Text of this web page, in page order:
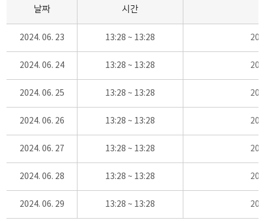
날짜 시간
2024. 06. 23 13:28 ~ 13:28
2024. 06. 24 13:28 ~ 13:28
2024. 06. 25 13:28 ~ 13:28
2024. 06. 26 13:28 ~ 13:28
2024. 06. 27 13:28 ~ 13:28
2024. 06. 28 13:28 ~ 13:28
2024. 06. 29 13:28 ~ 13:28